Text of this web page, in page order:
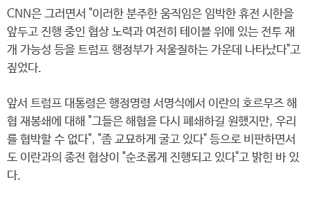
CNN은 그러면서 "이러한 분주한 움직임은 임박한 휴전 시한을
앞두고 진행 중인 협상 노력과 여전히 테이블 위에 있는 전투 재
개 가능성 등을 트럼프 행정부가 저울질하는 가운데 나타났다"고
짚었다.
앞서 트럼프 대통령은 행정명령 서명식에서 이란의 호르무즈 해
협 재봉쇄에 대해 "그들은 해협을 다시 폐쇄하길 원했지만, 우리
를 협박할 수 없다", "좀 교묘하게 굴고 있다" 등으로 비판하면서
도 이란과의 종전 협상이 "순조롭게 진행되고 있다"고 밝힌 바 있
다.